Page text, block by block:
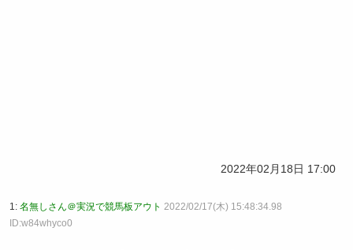
2022年02月18日 17:00
1: 名無しさん＠実況で競馬板アウト 2022/02/17(木) 15:48:34.98
ID:w84whyco0